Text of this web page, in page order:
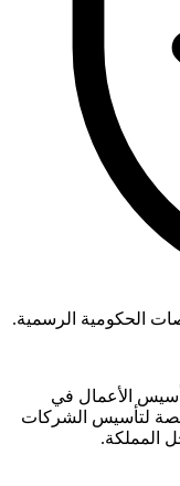
الحكومية الرسمية.
الأعمال في
لتأسيس الشركات
المملكة.